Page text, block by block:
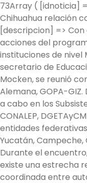
73Array ( [idnoticia]
Chihuahua relación
[descripcion] =>
acciones del
instituciones de nivel
secretario de
Mocken, se reunió
Alemana, GOPA-
a cabo en los
CONALEP,
entidades
Yucatán, Campeche,
Durante el
existe una estrecha
coordinada entre